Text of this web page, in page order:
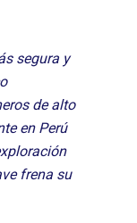
segura y
de alto
en Perú
frena su